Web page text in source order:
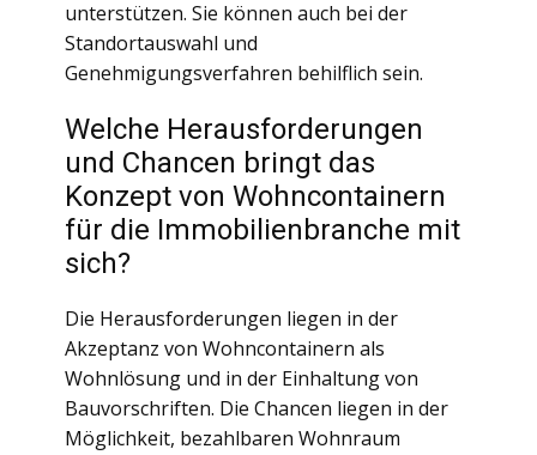
unterstützen. Sie können auch bei der
Standortauswahl und
Genehmigungsverfahren behilflich sein.
Welche Herausforderungen
und Chancen bringt das
Konzept von Wohncontainern
für die Immobilienbranche mit
sich?
Die Herausforderungen liegen in der
Akzeptanz von Wohncontainern als
Wohnlösung und in der Einhaltung von
Bauvorschriften. Die Chancen liegen in der
Möglichkeit, bezahlbaren Wohnraum